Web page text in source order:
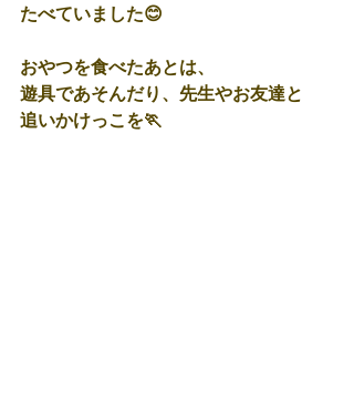
たべていました😊
おやつを食べたあとは、
遊具であそんだり、先生やお友達と
追いかけっこを🏃